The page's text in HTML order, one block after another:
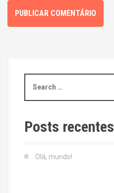
a
c
h
Posts recentes
Olá, mundo!